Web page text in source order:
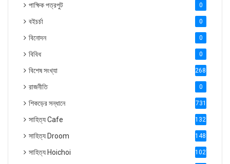
পাক্ষিক পত্রপুট 0
বইচর্চা 0
বিনোদন 0
বিবিধ 0
বিশেষ সংখ্যা 2686
রাজনীতি 0
শিকড়ের সন্ধানে 731
সাহিত্য Cafe 1321
সাহিত্য Droom 1488
সাহিত্য Hoichoi 1027